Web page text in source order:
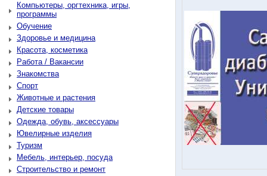
Компьютеры, оргтехника, игры,
программы
Обучение
Здоровье и медицина
Красота, косметика
Работа / Вакансии
Знакомства
Спорт
Животные и растения
Детские товары
Одежда, обувь, аксессуары
Ювелирные изделия
Туризм
Мебель, интерьер, посуда
Строительство и ремонт